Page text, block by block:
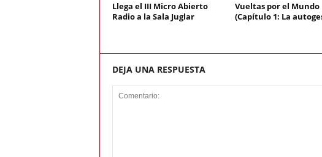
Llega el III Micro Abierto
Radio a la Sala Juglar
Vueltas por el Mundo
(Capítulo 1: La
DEJA UNA RESPUESTA